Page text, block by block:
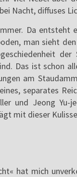
Nacht, diffuses
Da entsteht
man sieht
Das ist schon
am
separates
und Jeong Yu-
mit dieser
hat mich